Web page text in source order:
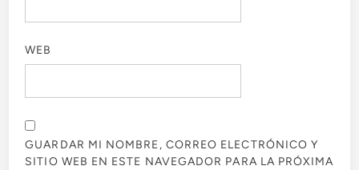
WEB
GUARDAR MI NOMBRE, CORREO ELECTRÓNICO Y
SITIO WEB EN ESTE NAVEGADOR PARA LA PRÓXIMA